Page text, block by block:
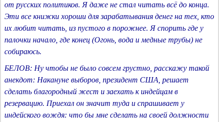
от русских политиков. Я даже не стал читать всё до конца.
Эти все книжки хороши для зарабатывания денег на тех, кто
их любит читать, из пустого в порожнее. Я спорить где у
палочки начало, где конец (Огонь, вода и медные трубы) не
собираюсь.
БЕЛОВ: Ну чтобы не было совсем грустно, расскажу такой
анекдот: Накануне выборов, президент США, решает
сделать благородный жест и заехать к индейцам в
резервацию. Приехал он значит туда и спрашивает у
индейского вождя: что бы мне сделать на своей должности